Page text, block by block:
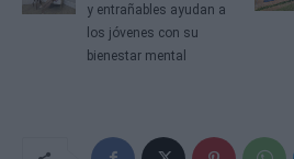
y entrañables ayudan a
los jóvenes con su
bienestar mental